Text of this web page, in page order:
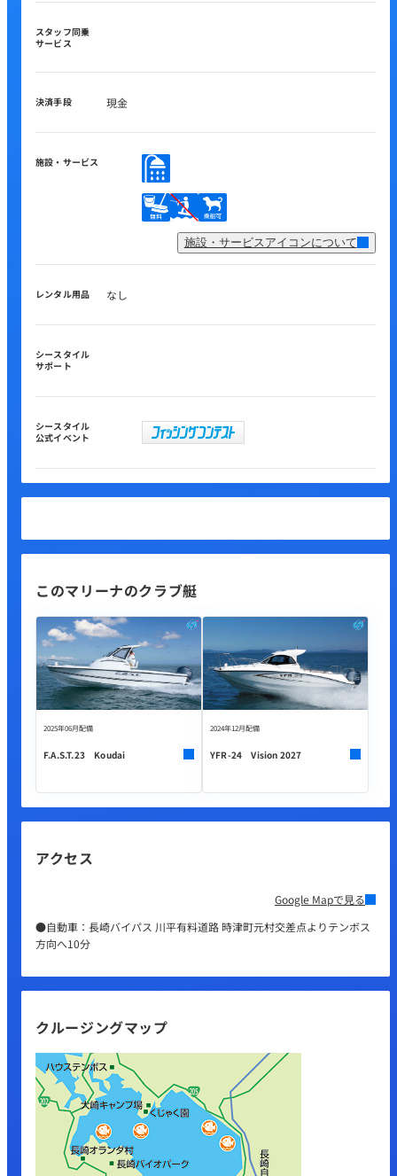
スタッフ同乗
サービス
決済手段 現金
施設・サービス
施設・サービスアイコンについて
レンタル用品 なし
シースタイル
サポート
シースタイル
公式イベント
このマリーナのクラブ艇
2025年06月配備
F.A.S.T.23 Koudai
2024年12月配備
YFR-24 Vision 2027
アクセス
Google Mapで見る
●自動車：長崎バイパス 川平有料道路 時津町元村交差点よりテンボス
方向へ10分
クルージングマップ